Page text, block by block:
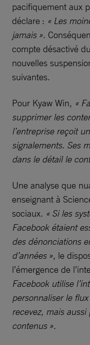
pacifiquement aux
déclare : « Les
jamais ».
compte désactivé
nouvelles
suivantes.
Pour Kyaw Win, «
supprimer les
l’entreprise reçoit
signalements. Ses
dans le détail le
Une analyse que
enseignant à
sociaux. « Si les
Facebook étaient
des dénonciations
d’années », le
l’émergence de
Facebook utilise
personnaliser le
recevez, mais
contenus ».